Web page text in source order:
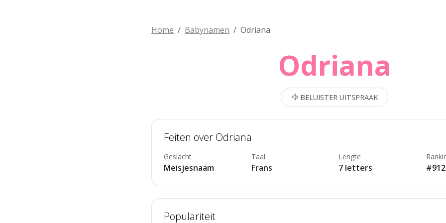
Home Babynamen Odriana
Odriana
BELUISTER UITSPRAAK
Feiten over Odriana
Geslacht
Meisjesnaam
Taal
Frans
Lengte
7 letters
Populariteit